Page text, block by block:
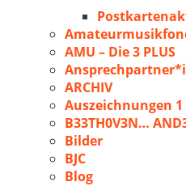
AMU – Die 3 PLUS
ARCHIV
Auszeichnungen 1
B33TH0V3N…
Bilder
BJC
Blog